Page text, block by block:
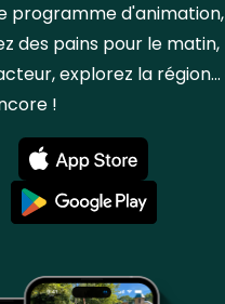
programme d'animation,
des pains pour le matin,
explorez la
!